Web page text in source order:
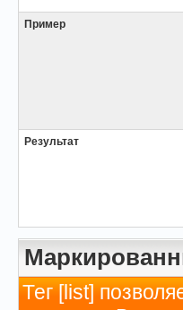
Пример
Результат
Тег [list]